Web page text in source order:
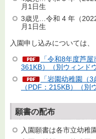
月1日生
3歳児…令和 4 年（
月1日生
入園申し込みについては
「令和8年度芦
361KB）（別ウィンド
「岩園幼稚園（
（PDF：215KB）（別
願書の配布
入園願書は各市立幼稚